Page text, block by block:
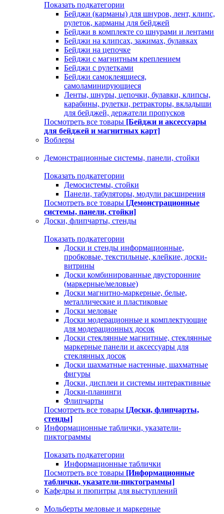
Показать подкатегории
Бейджи (карманы) для шнуров, лент, клипс,
рулеток, карманы для бейджей
Бейджи в комплекте со шнурами и лентами
Бейджи на клипсах, зажимах, булавках
Бейджи на цепочке
Бейджи с магнитным креплением
Бейджи с рулетками
Бейджи самоклеящиеся,
самоламинирующиеся
Ленты, шнуры, цепочки, булавки, клипсы,
карабины, рулетки, ретракторы, вкладыши
для бейджей, держатели пропусков
Посмотреть все товары [Бейджи и аксессуары
для бейджей и магнитных карт]
Воблеры
Демонстрационные системы, панели, стойки
Показать подкатегории
Демосистемы, стойки
Панели, табуляторы, модули расширения
Посмотреть все товары [Демонстрационные
системы, панели, стойки]
Доски, флипчарты, стенды
Показать подкатегории
Доски и стенды информационные,
пробковые, текстильные, клейкие, доски-
витрины
Доски комбинированные двусторонние
(маркерные/меловые)
Доски магнитно-маркерные, белые,
металлические и пластиковые
Доски меловые
Доски модерационные и комплектующие
для модерационных досок
Доски стеклянные магнитные, стеклянные
маркерные панели и аксессуары для
стеклянных досок
Доски шахматные настенные, шахматные
фигуры
Доски, дисплеи и системы интерактивные
Доски-планинги
Флипчарты
Посмотреть все товары [Доски, флипчарты,
стенды]
Информационные таблички, указатели-
пиктограммы
Показать подкатегории
Информационные таблички
Посмотреть все товары [Информационные
таблички, указатели-пиктограммы]
Кафедры и пюпитры для выступлений
Мольберты меловые и маркерные